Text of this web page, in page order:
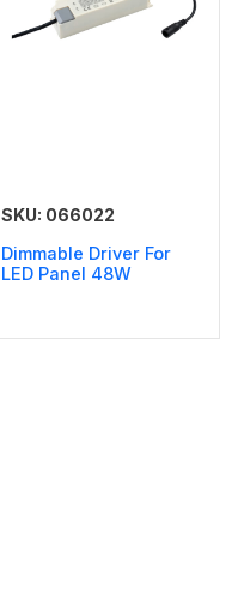
SKU: 066022
Dimmable Driver For
LED Panel 48W